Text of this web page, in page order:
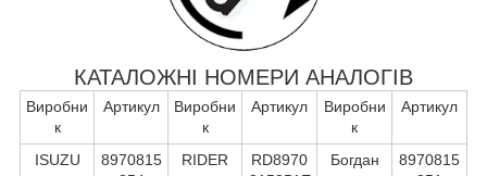
КАТАЛОЖНІ НОМЕРИ АНАЛОГІВ
Виробни
к
Артикул
Виробни
к
Артикул
Виробни
к
Артикул
ISUZU
8970815
RIDER
RD8970
Богдан
8970815